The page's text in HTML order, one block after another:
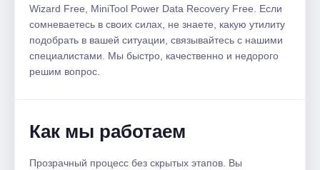
Wizard Free, MiniTool Power Data Recovery Free. Если
сомневаетесь в своих силах, не знаете, какую утилиту
подобрать в вашей ситуации, связывайтесь с нашими
специалистами. Мы быстро, качественно и недорого
решим вопрос.
Как мы работаем
Прозрачный процесс без скрытых этапов. Вы